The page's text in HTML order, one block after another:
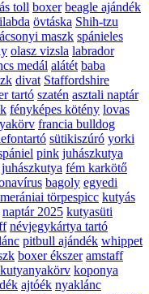
toll boxer beagle ajándék
övtáska Shih-tzu
maszk spánieles
olasz vizsla labrador
medál alátét baba
divat Staffordshire
tartó szatén asztali naptár
fényképes kötény lovas
francia bulldog
sütikiszúró yorki
pink juhászkutya
fém karkötő
bagoly egyedi
törpespicc kutyás
naptár 2025 kutyasüti
névjegykártya tartó
pitbull ajándék whippet
boxer ékszer amstaff
kutyanyakörv koponya
ajtóék nyaklánc